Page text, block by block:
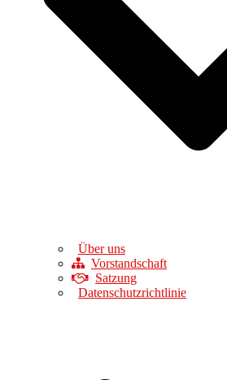
Über uns
Vorstandschaft
Satzung
Datenschutzrichtlinie